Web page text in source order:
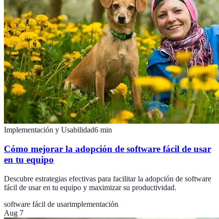
Implementación y Usabilidad6 min
Cómo mejorar la adopción de software fácil de usar
en tu equipo
Descubre estrategias efectivas para facilitar la adopción de software
fácil de usar en tu equipo y maximizar su productividad.
software fácil de usarimplementación
Aug 7